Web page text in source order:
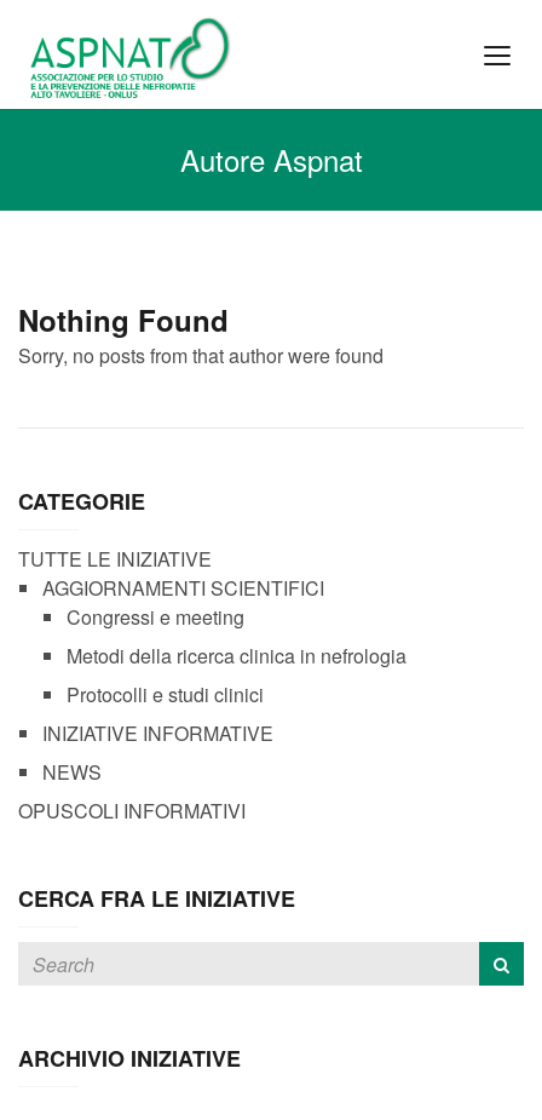
Autore Aspnat
Nothing Found
Sorry, no posts from that author were found
CATEGORIE
TUTTE LE INIZIATIVE
AGGIORNAMENTI SCIENTIFICI
Congressi e meeting
Metodi della ricerca clinica in nefrologia
Protocolli e studi clinici
INIZIATIVE INFORMATIVE
NEWS
OPUSCOLI INFORMATIVI
CERCA FRA LE INIZIATIVE
ARCHIVIO INIZIATIVE